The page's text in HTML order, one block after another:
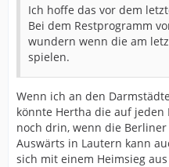
Ich hoffe das vor dem
Bei dem Restprogramm
wundern wenn die am
spielen.
Wenn ich an den
könnte Hertha die auf jeden
noch drin, wenn die
Auswärts in Lautern kann
sich mit einem Heimsieg